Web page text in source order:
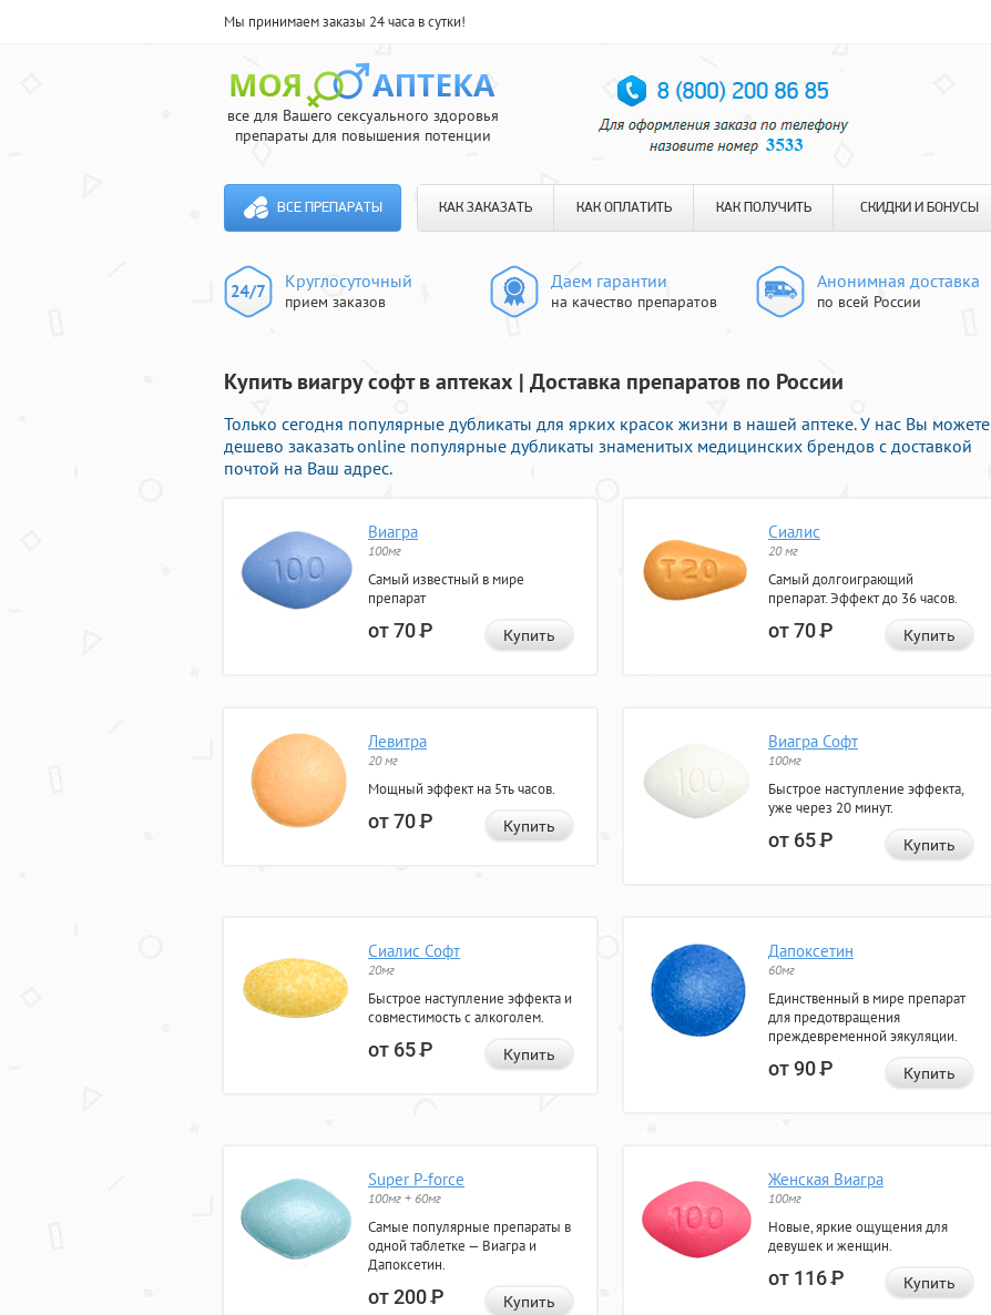
Мы принимаем заказы 24 часа в сутки!
все для Вашего сексуального здоровья
препараты для повышения потенции
ВСЕ ПРЕПАРАТЫ КАК ЗАКАЗАТЬ КАК ОПЛАТИТЬ КАК ПОЛУЧИТЬ СКИДКИ И БОНУСЫ
Круглосуточный
прием заказов
Даем гарантии
на качество препаратов
Анонимная доставка
по всей России
Купить виагру софт в аптеках | Доставка препаратов по России
Только сегодня популярные дубликаты для ярких красок жизни в нашей аптеке. У нас Вы можете
дешево заказать online популярные дубликаты знаменитых медицинских брендов с доставкой
почтой на Ваш адрес.
Виагра
100мг
Самый известный в мире
препарат
от 70Р Купить
Сиалис
20 мг
Самый долгоиграющий
препарат. Эффект до 36 часов.
от 70Р Купить
Левитра
20 мг
Мощный эффект на 5ть часов.
от 70Р Купить
Виагра Софт
100мг
Быстрое наступление эффекта,
уже через 20 минут.
от 65Р Купить
Сиалис Софт
20мг
Быстрое наступление эффекта и
совместимость с алкоголем.
от 65Р Купить
Дапоксетин
60мг
Единственный в мире препарат
для предотвращения
преждевременной эякуляции.
от 90Р Купить
Super P-force
100мг + 60мг
Самые популярные препараты в
одной таблетке — Виагра и
Дапоксетин.
от 200Р Купить
Женская Виагра
100мг
Новые, яркие ощущения для
девушек и женщин.
от 116Р Купить